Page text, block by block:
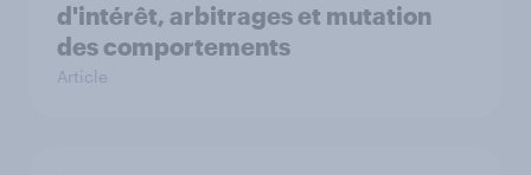
d'intérêt, arbitrages et mutation
des comportements
Article